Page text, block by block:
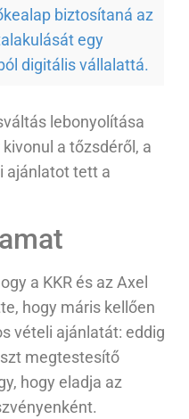
biztosítaná az
egy
digitális vállalattá.
lebonyolítása
a tőzsdéről, a
ajánlatot tett a
a KKR és az Axel
hogy máris kellően
vételi ajánlatát: eddig
megtestesítő
hogy eladja az